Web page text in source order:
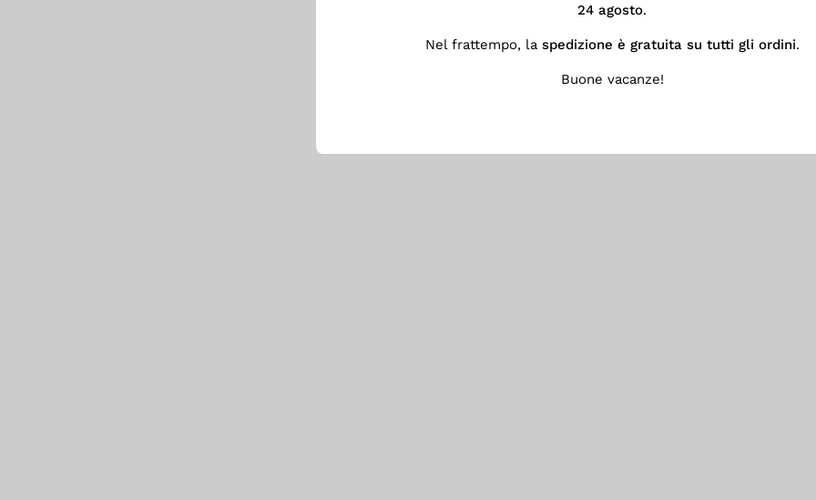
24 agosto.
Nel frattempo, la spedizione è gratuita su tutti gli ordini.
Buone vacanze!